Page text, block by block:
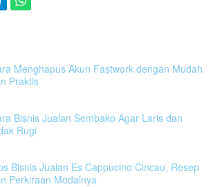
Menghapus Akun Fastwork dengan Mudah
Praktis
Bisnis Jualan Sembako Agar Laris dan
Rugi
Bisnis Jualan Es Cappucino Cincau, Resep
Perkiraan Modalnya